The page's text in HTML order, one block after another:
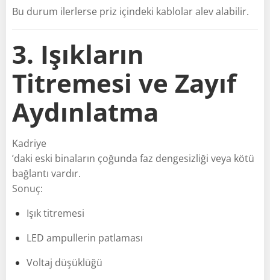
Bu durum ilerlerse priz içindeki kablolar alev alabilir.
3. Işıkların
Titremesi ve Zayıf
Aydınlatma
Kadriye
’daki eski binaların çoğunda faz dengesizliği veya kötü
bağlantı vardır.
Sonuç:
Işık titremesi
LED ampullerin patlaması
Voltaj düşüklüğü